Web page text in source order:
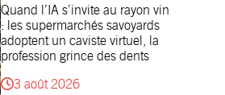
Quand l’IA s’invite au rayon vin
: les supermarchés savoyards
adoptent un caviste virtuel, la
profession grince des dents
3 août 2026